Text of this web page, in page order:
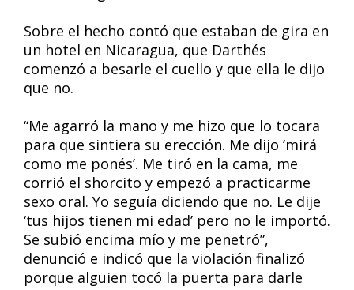
Sobre el hecho contó que estaban de gira en
un hotel en Nicaragua, que Darthés
comenzó a besarle el cuello y que ella le dijo
que no.
“Me agarró la mano y me hizo que lo tocara
para que sintiera su erección. Me dijo ‘mirá
como me ponés’. Me tiró en la cama, me
corrió el shorcito y empezó a practicarme
sexo oral. Yo seguía diciendo que no. Le dije
‘tus hijos tienen mi edad’ pero no le importó.
Se subió encima mío y me penetró”,
denunció e indicó que la violación finalizó
porque alguien tocó la puerta para darle